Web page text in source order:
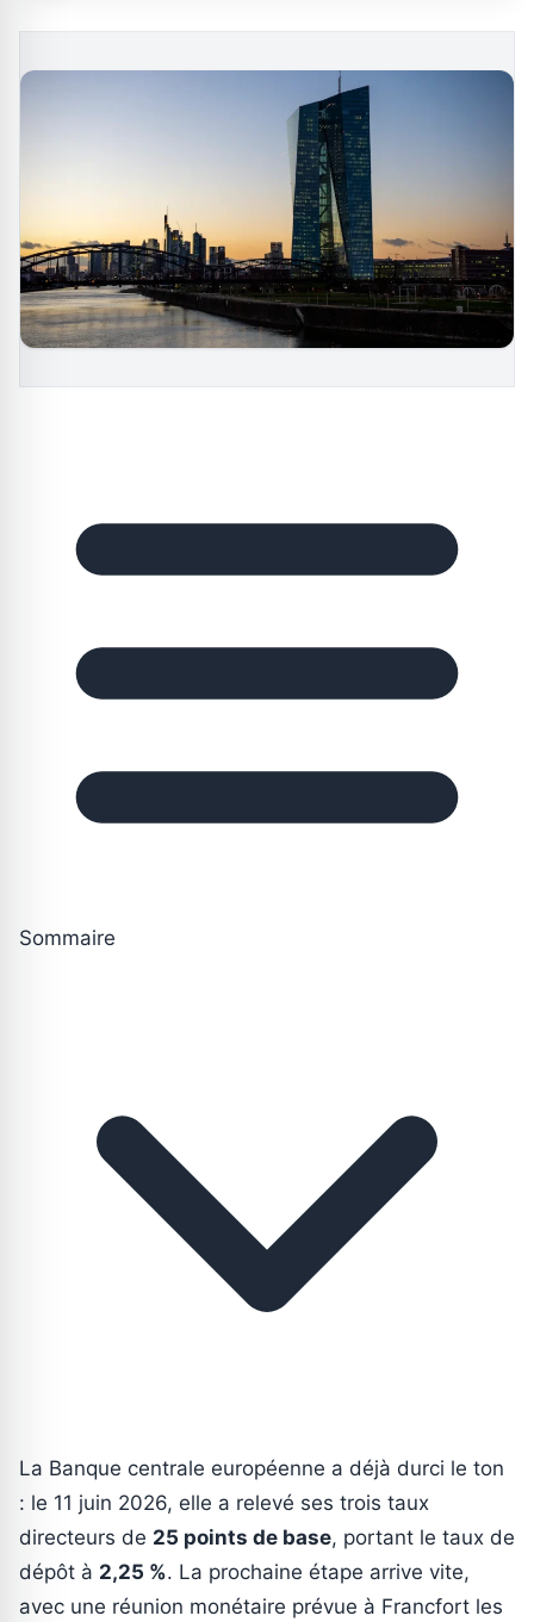
Sommaire
La Banque centrale européenne a déjà durci le ton
: le 11 juin 2026, elle a relevé ses trois taux
directeurs de 25 points de base, portant le taux de
dépôt à 2,25 %. La prochaine étape arrive vite,
avec une réunion monétaire prévue à Francfort les